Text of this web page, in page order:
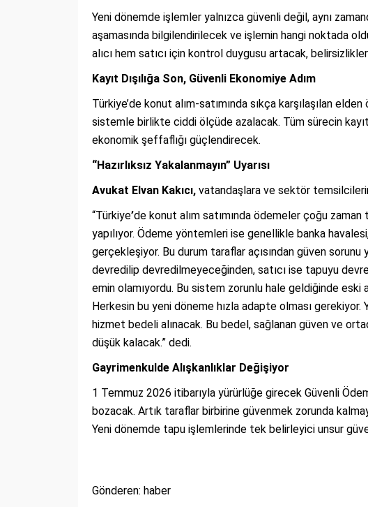
Yeni dönemde işlemler yalnızca güvenli değil, aynı
aşamasında bilgilendirilecek ve işlemin hangi noktada
alıcı hem satıcı için kontrol duygusu artacak,
Kayıt Dışılığa Son, Güvenli Ekonomiye Adım
Türkiye’de konut alım-satımında sıkça karşılaşılan
sistemle birlikte ciddi ölçüde azalacak. Tüm sürecin
ekonomik şeffaflığı güçlendirecek.
“Hazırlıksız Yakalanmayın” Uyarısı
Avukat Elvan Kakıcı, vatandaşlara ve sektör
“Türkiye’de konut alım satımında ödemeler çoğu
yapılıyor. Ödeme yöntemleri ise genellikle banka
gerçekleşiyor. Bu durum taraflar açısından güven sorunu
devredilip devredilmeyeceğinden, satıcı ise tapuyu
emin olamıyordu. Bu sistem zorunlu hale geldiğinde
Herkesin bu yeni döneme hızla adapte olması
hizmet bedeli alınacak. Bu bedel, sağlanan güven ve
düşük kalacak.” dedi.
Gayrimenkulde Alışkanlıklar Değişiyor
1 Temmuz 2026 itibarıyla yürürlüğe girecek Güvenli
bozacak. Artık taraflar birbirine güvenmek zorunda
Yeni dönemde tapu işlemlerinde tek belirleyici unsur
Gönderen: haber